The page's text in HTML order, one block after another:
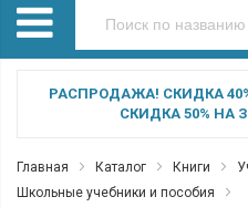
РАСПРОДАЖА! СКИДКА
СКИДКА 50% НА
Главная Каталог Книги
Школьные учебники и пособия